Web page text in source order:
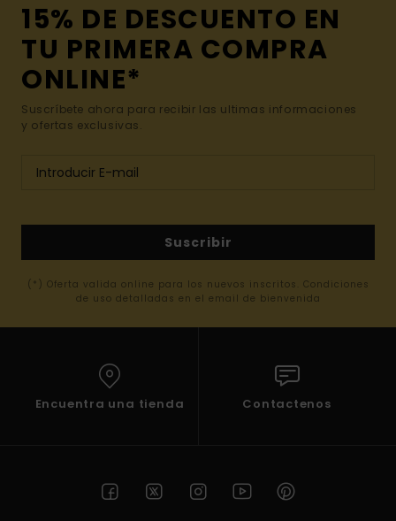
15% DE DESCUENTO EN
TU PRIMERA COMPRA
ONLINE*
Suscríbete ahora para recibir las ultimas informaciones
y ofertas exclusivas.
Suscribir
(*) Oferta valida online para los nuevos inscritos. Condiciones
de uso detalladas en el email de bienvenida
Encuentra una tienda Contactenos